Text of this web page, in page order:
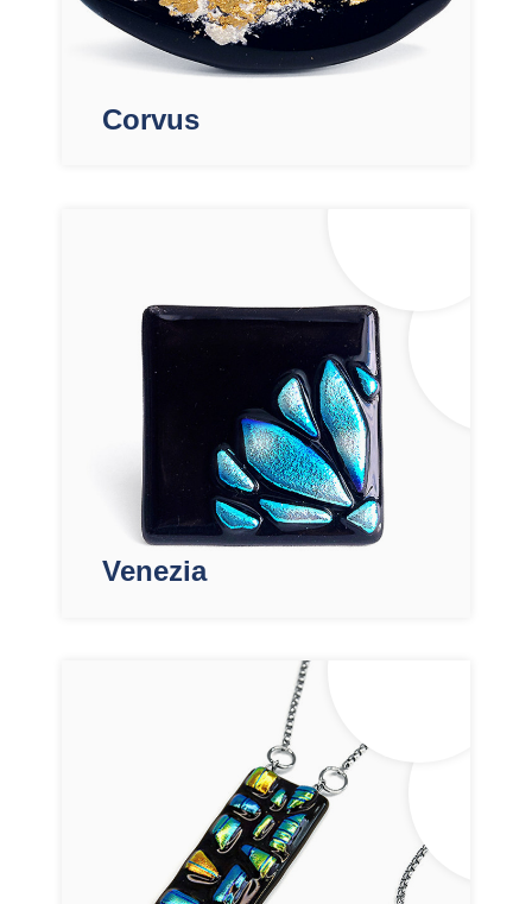
Corvus
Venezia